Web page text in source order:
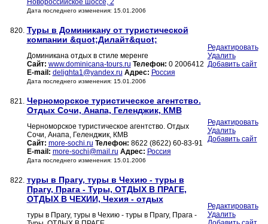
Новороссийское шоссе, 2
Дата последнего изменения: 15.01.2006
820. Туры в Доминикану от туристической
компании &quot;Дилайт&quot;
Доминикана отдых в стиле меренге
Сайт: www.dominicana-tours.ru Телефон: 0 2006412
E-mail: delighta1@yandex.ru Адрес: Россия
Дата последнего изменения: 15.01.2006
Редактировать
Удалить
Добавить сайт
821. Черноморское туристическое агентство.
Отдых Сочи, Анапа, Геленджик, КМВ
Черноморское туристическое агентство. Отдых
Сочи, Анапа, Геленджик, КМВ
Сайт: more-sochi.ru Телефон: 8622 (8622) 60-83-91
E-mail: more-sochi@mail.ru Адрес: Россия
Дата последнего изменения: 15.01.2006
Редактировать
Удалить
Добавить сайт
822. туры в Прагу, туры в Чехию - туры в
Прагу, Прага - Туры, ОТДЫХ В ПРАГЕ,
ОТДЫХ В ЧЕХИИ, Чехия - отдых
туры в Прагу, туры в Чехию - туры в Прагу, Прага -
Редактировать
Удалить